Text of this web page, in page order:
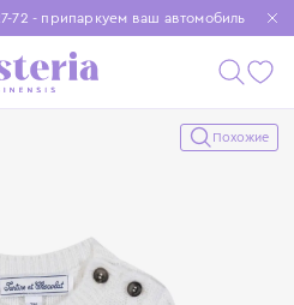
72 - припаркуем ваш автомобиль
при заказе от 15 000 ₽
покупки были еще удобнее
Похожие